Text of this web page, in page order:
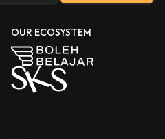
OUR ECOSYSTEM